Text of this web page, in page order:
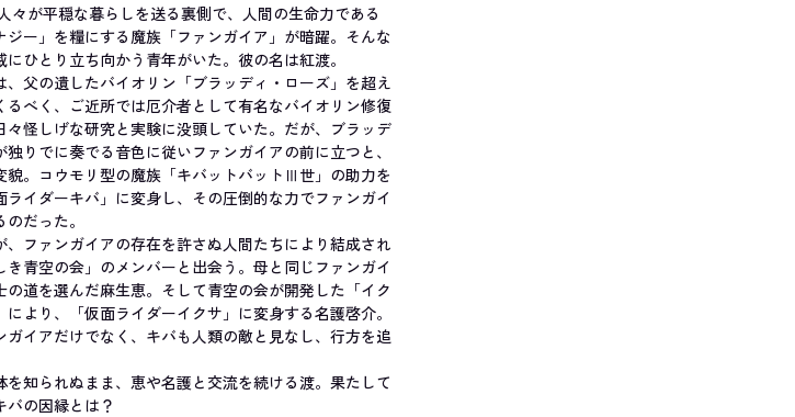
人々が平穏な暮らしを送る裏側で、人間の生命力である
ジー」を糧にする魔族「ファンガイア」が暗躍。そんな
にひとり立ち向かう青年がいた。彼の名は紅渡。
父の遺したバイオリン「ブラッディ・ローズ」を超え
るべく、ご近所では厄介者として有名なバイオリン修復
々怪しげな研究と実験に没頭していた。だが、ブラッデ
独りでに奏でる音色に従いファンガイアの前に立つと、
貌。コウモリ型の魔族「キバットバットⅢ世」の助力を
ライダーキバ」に変身し、その圧倒的な力でファンガイ
だった。
ファンガイアの存在を許さぬ人間たちにより結成され
き青空の会」のメンバーと出会う。母と同じファンガイ
の道を選んだ麻生恵。そして青空の会が開発した「イク
により、「仮面ライダーイクサ」に変身する名護啓介。
ガイアだけでなく、キバも人類の敵と見なし、行方を追
知られぬまま、恵や名護と交流を続ける渡。果たして
バの因縁とは？